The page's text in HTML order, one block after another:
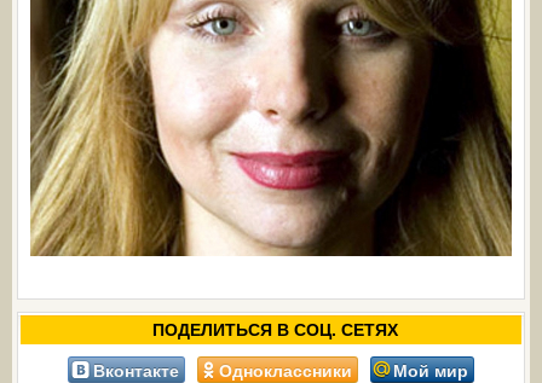
ПОДЕЛИТЬСЯ В СОЦ. СЕТЯХ
Вконтакте Одноклассники Мой мир